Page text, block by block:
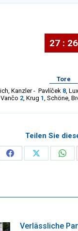
27 : 26
Tore
, Kanzler- Pavlíček 8, Lux
Vančo 2, Krug 1, Schöne,
Teilen Sie
ShareShare
Verlässliche